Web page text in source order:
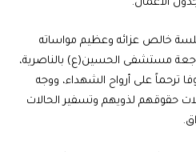
الأعمال.
خالص عزائه وعظيم مواساته
مستشفى الحسين(ع) بالناصرية،
ترحماً على أرواح الشهداء، ووجه
حقوقهم لذويهم وتسفير الحالات